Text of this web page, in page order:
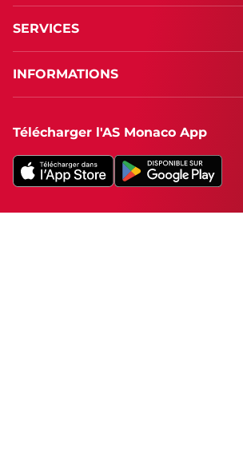
SERVICES
INFORMATIONS
Télécharger l'AS Monaco App